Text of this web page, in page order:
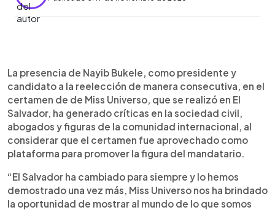
Escuchar artículo
La presencia de Nayib Bukele, como presidente y
candidato a la reelección de manera consecutiva, en el
certamen de de Miss Universo, que se realizó en El
Salvador, ha generado críticas en la sociedad civil,
abogados y figuras de la comunidad internacional, al
considerar que el certamen fue aprovechado como
plataforma para promover la figura del mandatario.
“El Salvador ha cambiado para siempre y lo hemos
demostrado una vez más, Miss Universo nos ha brindado
la oportunidad de mostrar al mundo de lo que somos